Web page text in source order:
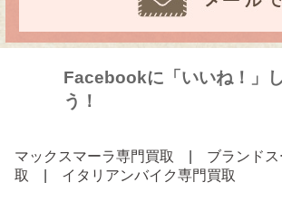
Facebookに「いいね！」
う！
マックスマーラ専門買取 ブランド
取
イタリアンバイク専門買取